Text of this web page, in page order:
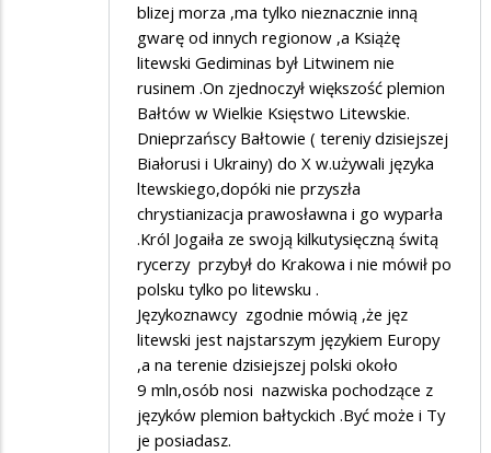
blizej morza ,ma tylko nieznacznie inną
gwarę od innych regionow ,a Książę
litewski Gediminas był Litwinem nie
rusinem .On zjednoczył większość plemion
Bałtów w Wielkie Księstwo Litewskie.
Dnieprzańscy Bałtowie ( tereniy dzisiejszej
Białorusi i Ukrainy) do X w.używali języka
ltewskiego,dopóki nie przyszła
chrystianizacja prawosławna i go wyparła
.Król Jogaiła ze swoją kilkutysięczną świtą
rycerzy przybył do Krakowa i nie mówił po
polsku tylko po litewsku .
Językoznawcy zgodnie mówią ,że jęz
litewski jest najstarszym językiem Europy
,a na terenie dzisiejszej polski około
9 mln,osób nosi nazwiska pochodzące z
języków plemion bałtyckich .Być może i Ty
je posiadasz.